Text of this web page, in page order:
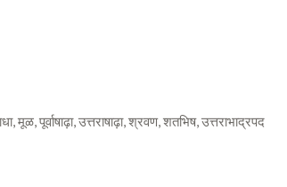
मूळ, पूर्वाषाढ़ा, उत्तराषाढ़ा, श्रवण, शतभिष, उत्तराभाद्रपद